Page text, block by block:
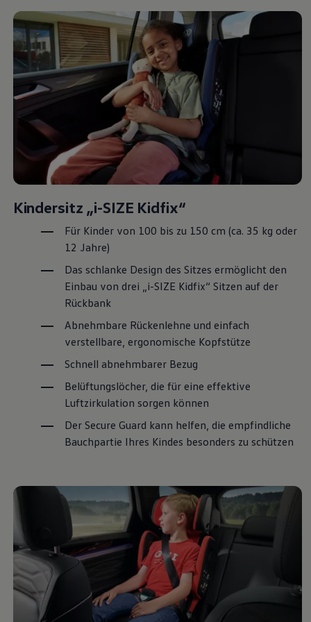
Magazin
Lifestyle
Transport
Familie
Elektromobilität
Volkswagen R
Pannen- und Unfallhilfe
Volkswagen Kundenbetreuung
Kindersitz „i-SIZE Kidfix“
Für Kinder von 100 bis zu 150 cm (ca. 35 kg oder
12 Jahre)
Das schlanke Design des Sitzes ermöglicht den
Einbau von drei „i-SIZE Kidfix“ Sitzen auf der
Rückbank
Abnehmbare Rückenlehne und einfach
verstellbare, ergonomische Kopfstütze
Schnell abnehmbarer Bezug
Belüftungslöcher, die für eine effektive
Luftzirkulation sorgen können
Der Secure Guard kann helfen, die empfindliche
Bauchpartie Ihres Kindes besonders zu schützen